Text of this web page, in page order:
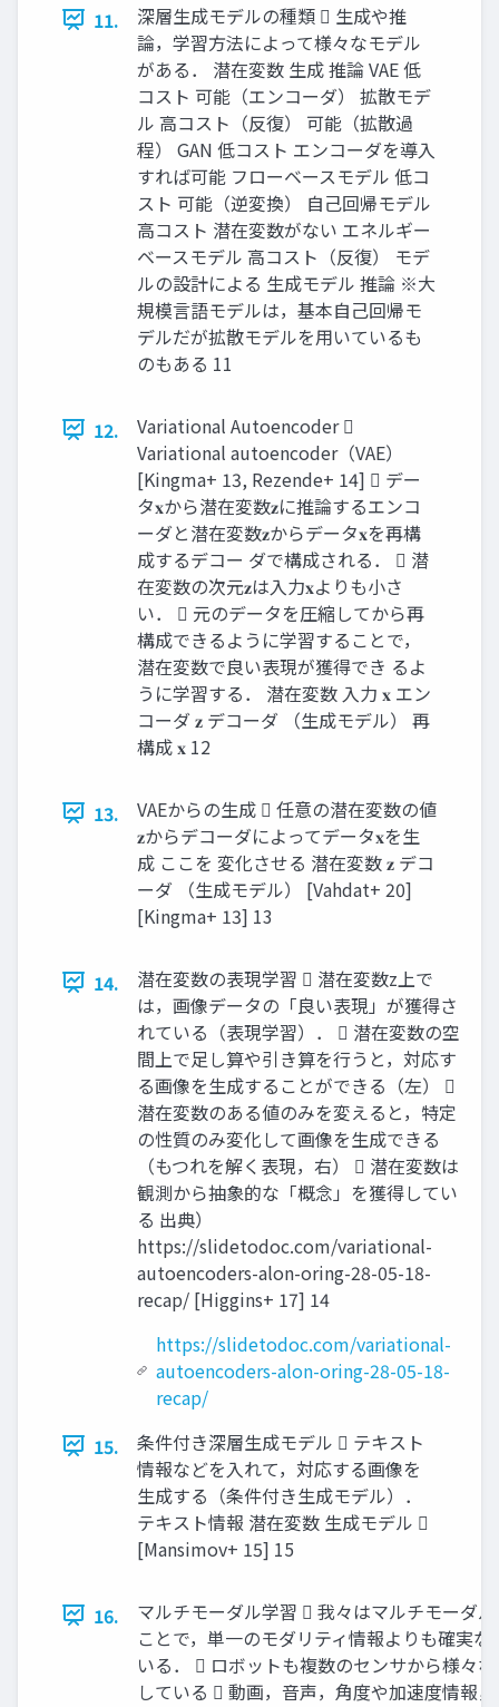
11.
深層生成モデルの種類  生成や推
論，学習方法によって様々なモデル
がある． 潜在変数 生成 推論 VAE 低
コスト 可能（エンコーダ） 拡散モデ
ル 高コスト（反復） 可能（拡散過
程） GAN 低コスト エンコーダを導入
すれば可能 フローベースモデル 低コ
スト 可能（逆変換） 自己回帰モデル
高コスト 潜在変数がない エネルギー
ベースモデル 高コスト（反復） モデ
ルの設計による 生成モデル 推論 ※大
規模言語モデルは，基本自己回帰モ
デルだが拡散モデルを用いているも
のもある 11
12.
Variational Autoencoder 
Variational autoencoder（VAE）
[Kingma+ 13, Rezende+ 14]  デー
タ𝐱から潜在変数𝐳に推論するエンコ
ーダと潜在変数𝐳からデータ𝐱を再構
成するデコー ダで構成される．  潜
在変数の次元𝐳は入力𝐱よりも小さ
い．  元のデータを圧縮してから再
構成できるように学習することで，
潜在変数で良い表現が獲得でき るよ
うに学習する． 潜在変数 入力 𝐱 エン
コーダ 𝐳 デコーダ （生成モデル） 再
構成 𝐱 12
13.
VAEからの生成  任意の潜在変数の値
𝐳からデコーダによってデータ𝐱を生
成 ここを 変化させる 潜在変数 𝐳 デコ
ーダ （生成モデル） [Vahdat+ 20]
[Kingma+ 13] 13
14.
潜在変数の表現学習  潜在変数z上で
は，画像データの「良い表現」が獲得さ
れている（表現学習）．  潜在変数の空
間上で足し算や引き算を行うと，対応す
る画像を生成することができる（左） 
潜在変数のある値のみを変えると，特定
の性質のみ変化して画像を生成できる
（もつれを解く表現，右）  潜在変数は
観測から抽象的な「概念」を獲得してい
る 出典）
https://slidetodoc.com/variational-
autoencoders-alon-oring-28-05-18-
recap/ [Higgins+ 17] 14
https://slidetodoc.com/variational-
autoencoders-alon-oring-28-05-18-
recap/
15.
条件付き深層生成モデル  テキスト
情報などを入れて，対応する画像を
生成する（条件付き生成モデル）．
テキスト情報 潜在変数 生成モデル 
[Mansimov+ 15] 15
16.
マルチモーダル学習  我々はマルチモーダ
ことで，単一のモダリティ情報よりも確実
いる．  ロボットも複数のセンサから様々
している  動画，音声，角度や加速度情報